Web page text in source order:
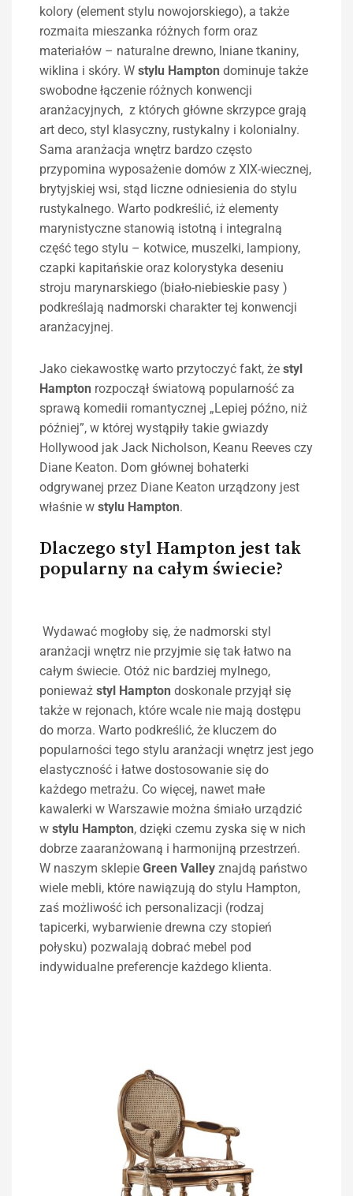
kolory (element stylu nowojorskiego), a także
rozmaita mieszanka różnych form oraz
materiałów – naturalne drewno, lniane tkaniny,
wiklina i skóry. W stylu Hampton dominuje także
swobodne łączenie różnych konwencji
aranżacyjnych, z których główne skrzypce grają
art deco, styl klasyczny, rustykalny i kolonialny.
Sama aranżacja wnętrz bardzo często
przypomina wyposażenie domów z XIX-wiecznej,
brytyjskiej wsi, stąd liczne odniesienia do stylu
rustykalnego. Warto podkreślić, iż elementy
marynistyczne stanowią istotną i integralną
część tego stylu – kotwice, muszelki, lampiony,
czapki kapitańskie oraz kolorystyka deseniu
stroju marynarskiego (biało-niebieskie pasy )
podkreślają nadmorski charakter tej konwencji
aranżacyjnej.
Jako ciekawostkę warto przytoczyć fakt, że styl
Hampton rozpoczął światową popularność za
sprawą komedii romantycznej „Lepiej późno, niż
później”, w której wystąpiły takie gwiazdy
Hollywood jak Jack Nicholson, Keanu Reeves czy
Diane Keaton. Dom głównej bohaterki
odgrywanej przez Diane Keaton urządzony jest
właśnie w stylu Hampton.
Dlaczego styl Hampton jest tak
popularny na całym świecie?
Wydawać mogłoby się, że nadmorski styl
aranżacji wnętrz nie przyjmie się tak łatwo na
całym świecie. Otóż nic bardziej mylnego,
ponieważ styl Hampton doskonale przyjął się
także w rejonach, które wcale nie mają dostępu
do morza. Warto podkreślić, że kluczem do
popularności tego stylu aranżacji wnętrz jest jego
elastyczność i łatwe dostosowanie się do
każdego metrażu. Co więcej, nawet małe
kawalerki w Warszawie można śmiało urządzić
w stylu Hampton, dzięki czemu zyska się w nich
dobrze zaaranżowaną i harmonijną przestrzeń.
W naszym sklepie Green Valley znajdą państwo
wiele mebli, które nawiązują do stylu Hampton,
zaś możliwość ich personalizacji (rodzaj
tapicerki, wybarwienie drewna czy stopień
połysku) pozwalają dobrać mebel pod
indywidualne preferencje każdego klienta.